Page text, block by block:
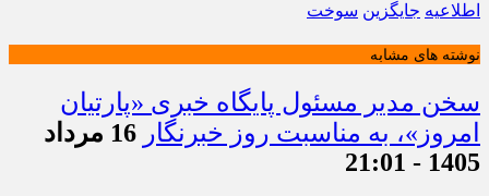
اطلاعیه جایگزین سوخت
نوشته های مشابه
سخن مدیر مسئول پایگاه خبری «پارتیان
امروز»، به مناسبت روز خبرنگار
16 مرداد
1405 - 21:01